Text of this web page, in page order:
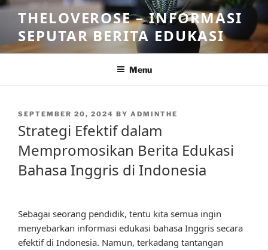
Skip
content
THELOVEROSE – INFORMASI
SEPUTAR BERITA EDUKASI
Menu
POSTED
SEPTEMBER 20, 2024 BY ADMINTHE
Strategi Efektif dalam
Mempromosikan Berita Edukasi
Bahasa Inggris di Indonesia
Sebagai seorang pendidik, tentu kita semua ingin
menyebarkan informasi edukasi bahasa Inggris secara
efektif di Indonesia. Namun, terkadang tantangan